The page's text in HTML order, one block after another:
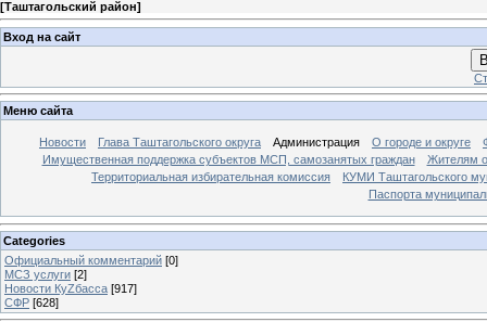
[Таштагольский район]
Вход на сайт
Меню сайта
Новости Глава Таштагольского округа Администрация О городе и округе
Имущественная поддержка субъектов МСП, самозанятых граждан
Жителям
Территориальная избирательная комиссия
КУМИ Таштагольского
Паспорта
Categories
Официальный комментарий [0]
МСЗ услуги [2]
Новости КуZбасса [917]
СФР [628]